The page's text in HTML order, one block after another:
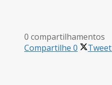
0 compartilhamentos
Compartilhe 0 Tweet